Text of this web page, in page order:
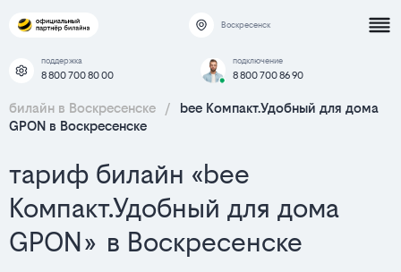
Воскресенск
поддержка
8 800 700 80 00
подключение
8 800 700 86 90
билайн в Воскресенске /
bee Компакт.Удобный для дома
GPON в Воскресенске
тариф билайн «bee
Компакт.Удобный для дома
GPON» в Воскресенске